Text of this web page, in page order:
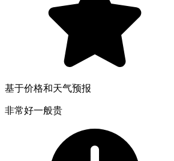
基于价格和天气预报
非常好一般贵